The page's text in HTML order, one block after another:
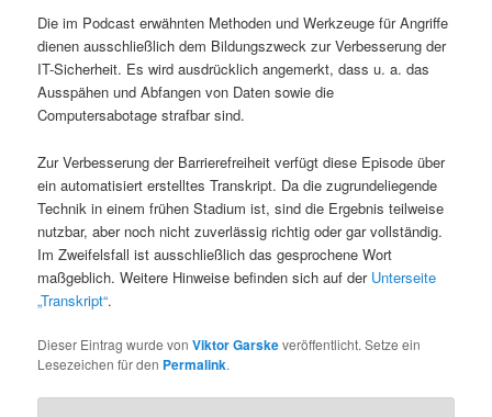
Die im Podcast erwähnten Methoden und Werkzeuge für Angriffe
dienen ausschließlich dem Bildungszweck zur Verbesserung der
IT-Sicherheit. Es wird ausdrücklich angemerkt, dass u. a. das
Ausspähen und Abfangen von Daten sowie die
Computersabotage strafbar sind.
Zur Verbesserung der Barrierefreiheit verfügt diese Episode über
ein automatisiert erstelltes Transkript. Da die zugrundeliegende
Technik in einem frühen Stadium ist, sind die Ergebnis teilweise
nutzbar, aber noch nicht zuverlässig richtig oder gar vollständig.
Im Zweifelsfall ist ausschließlich das gesprochene Wort
maßgeblich. Weitere Hinweise befinden sich auf der Unterseite
„Transkript“.
Dieser Eintrag wurde vonViktor Garskeveröffentlicht. Setze ein
Lesezeichen für den Permalink.